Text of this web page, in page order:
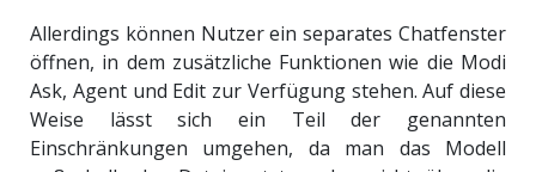
Allerdings können Nutzer ein separates Chatfenster
öffnen, in dem zusätzliche Funktionen wie die Modi
Ask, Agent und Edit zur Verfügung stehen. Auf diese
Weise lässt sich ein Teil der genannten
Einschränkungen umgehen, da man das Modell